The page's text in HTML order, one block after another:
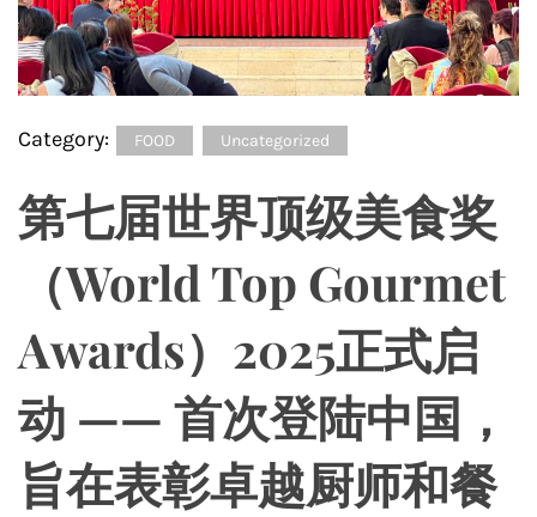
Category: FOOD Uncategorized
第七届世界顶级美食奖
（World Top Gourmet
Awards）2025正式启
动 —— 首次登陆中国，
旨在表彰卓越厨师和餐